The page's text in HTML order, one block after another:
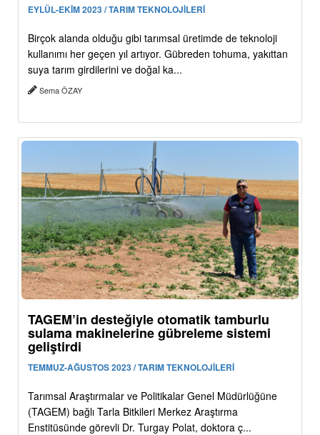
EYLÜL-EKİM 2023 / TARIM TEKNOLOJİLERİ
Birçok alanda olduğu gibi tarımsal üretimde de teknoloji
kullanımı her geçen yıl artıyor. Gübreden tohuma, yakıttan
suya tarım girdilerini ve doğal ka...
Sema ÖZAY
TAGEM’in desteğiyle otomatik tamburlu
sulama makinelerine gübreleme sistemi
geliştirdi
TEMMUZ-AĞUSTOS 2023 / TARIM TEKNOLOJİLERİ
Tarımsal Araştırmalar ve Politikalar Genel Müdürlüğüne
(TAGEM) bağlı Tarla Bitkileri Merkez Araştırma
Enstitüsünde görevli Dr. Turgay Polat, doktora ç...